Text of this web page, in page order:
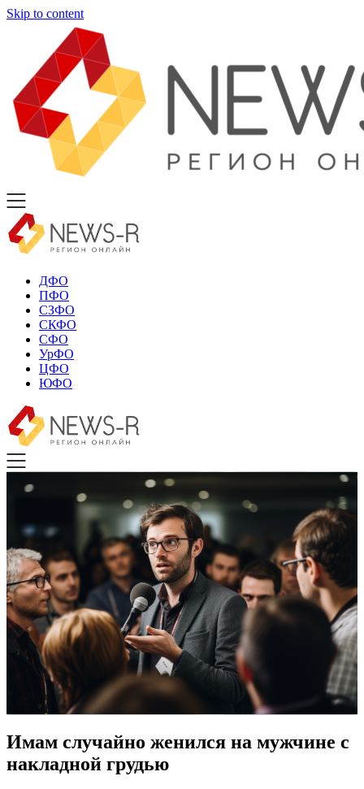
Skip to content
ДФО
ПФО
СЗФО
СКФО
СФО
УрФО
ЦФО
ЮФО
Имам случайно женился на мужчине с
накладной грудью